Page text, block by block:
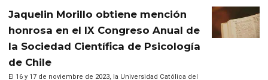
Jaquelin Morillo obtiene mención
honrosa en el IX Congreso Anual de
la Sociedad Científica de Psicología
de Chile
El 16 y 17 de noviembre de 2023, la Universidad Católica del